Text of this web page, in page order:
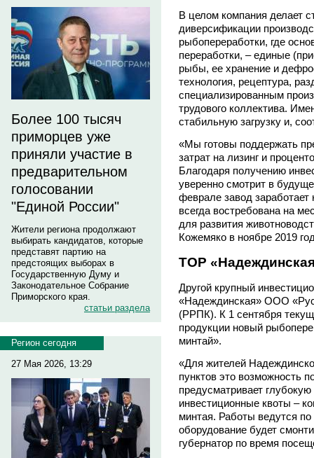
Более 100 тысяч
приморцев уже
приняли участие в
предварительном
голосовании
"Единой России"
Жители региона продолжают
выбирать кандидатов, которые
представят партию на
предстоящих выборах в
Государственную Думу и
Законодательное Собрание
Приморского края.
статьи раздела
Регион сегодня
27 Мая 2026, 13:29
В целом компания делает
диверсификации
рыбопереработки, где
переработки, – единые
рыбы, ее хранение и
технология, рецептура,
специализированным
трудового коллектива.
стабильную загрузку и,
«Мы готовы поддержать
затрат на лизинг и
Благодаря получению
уверенно смотрит в
феврале завод
всегда востребована на
для развития
Кожемяко в ноябре 2019
ТОР
Другой крупный
«Надеждинская» ООО
(РРПК). К 1 сентября
продукции новый
минтай».
«Для жителей
пунктов это возможность
предусматривает
инвестиционные квоты –
минтая. Работы ведутся по
оборудование будет
губернатор по время